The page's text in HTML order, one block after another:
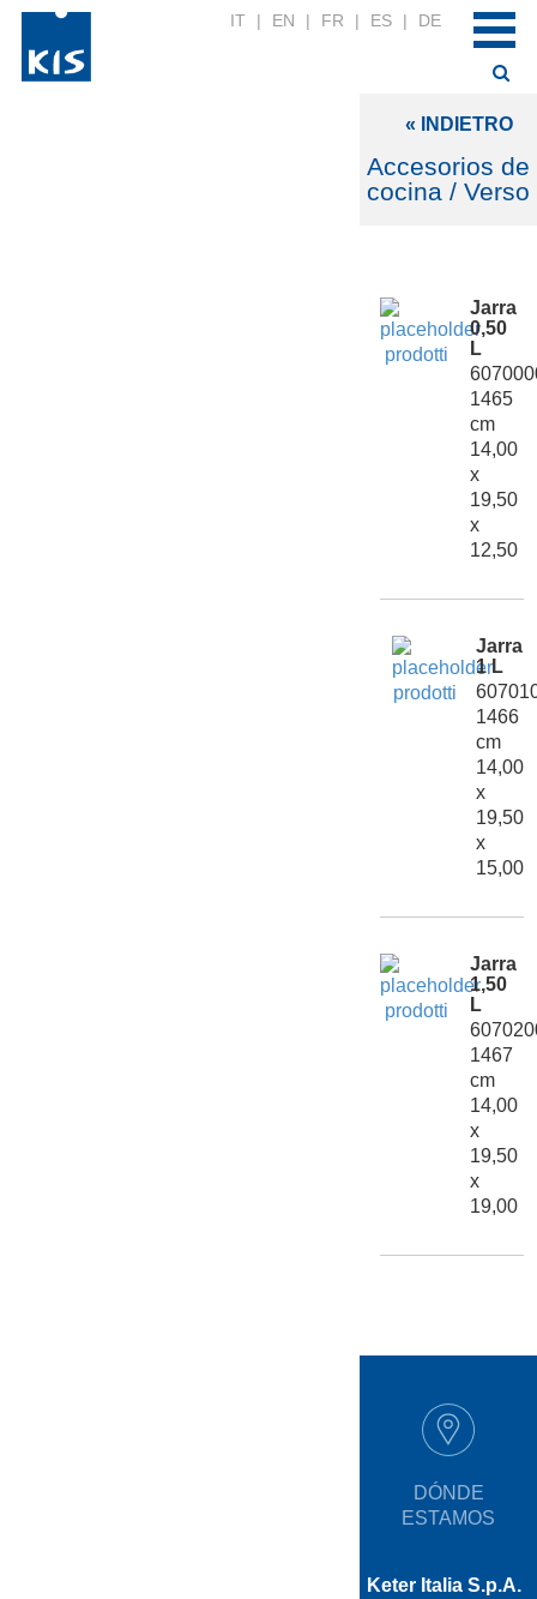
IT | EN | FR | ES | DE
« INDIETRO
Accesorios de
cocina / Verso
Jarra
0,50
L
1465
cm
14,00
x
19,50
x
12,50
Jarra
1 L
1466
cm
14,00
x
19,50
x
15,00
Jarra
1,50
L
1467
cm
14,00
x
19,50
x
19,00
DÓNDE
ESTAMOS
Keter Italia S.p.A.